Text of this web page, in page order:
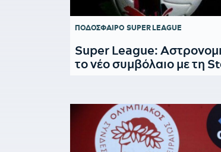
ΠΟΔΟΣΦΑΙΡΟ SUPER LEAGUE
Super League:
το νέο συμβόλαιο με τη